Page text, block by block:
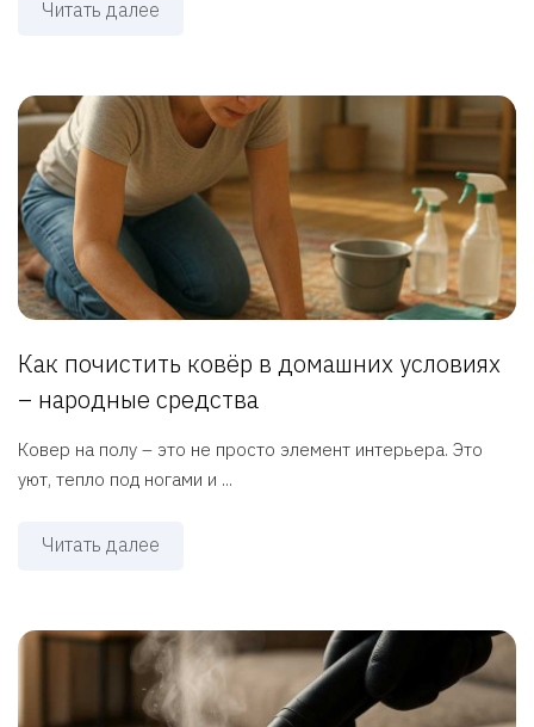
Читать далее
Как почистить ковёр в домашних условиях
– народные средства
Ковер на полу – это не просто элемент интерьера. Это
уют, тепло под ногами и ...
Читать далее